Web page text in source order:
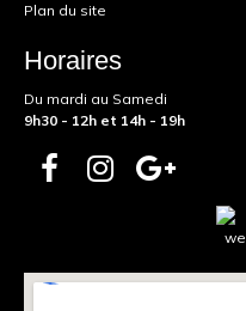
Plan du site
Horaires
Du mardi au Samedi
9h30 - 12h et 14h - 19h